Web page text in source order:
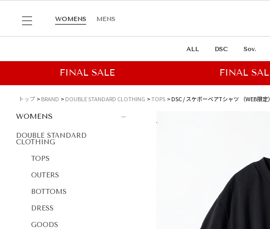
WOMENS MENS
ALL DSC Sov.
トップ BRAND DOUBLE STANDARD CLOTHING TOPS DSC / スケボーベアTシャツ （WEB限定）
WOMENS
DOUBLE STANDARD
CLOTHING
TOPS
OUTERS
BOTTOMS
DRESS
GOODS